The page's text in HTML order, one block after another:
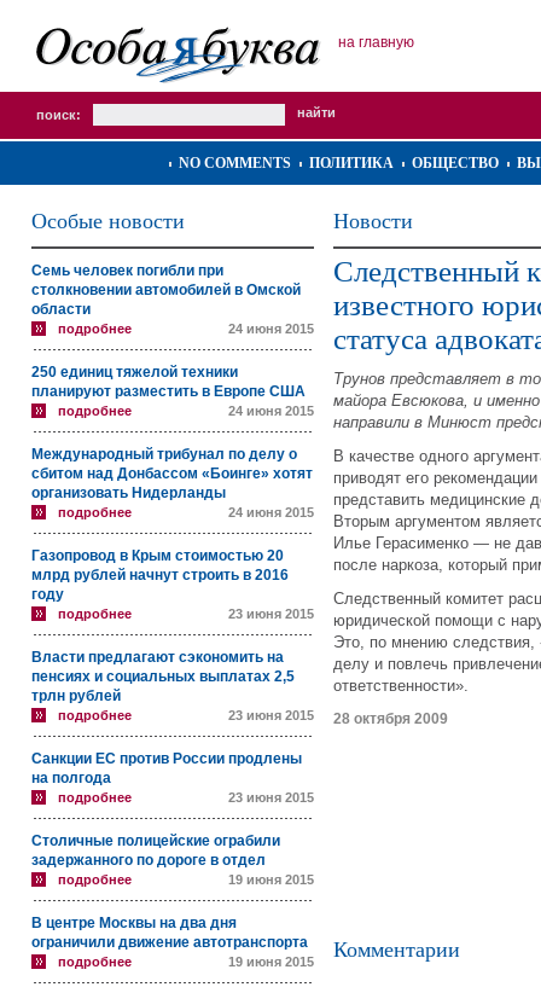
на главную
поиск:
NO COMMENTS ПОЛИТИКА ОБЩЕСТВО
Особые новости
Семь человек погибли при
столкновении автомобилей в Омской
области
подробнее 24 июня 2015
250 единиц тяжелой техники
планируют разместить в Европе США
подробнее 24 июня 2015
Международный трибунал по делу о
сбитом над Донбассом «Боинге» хотят
организовать Нидерланды
подробнее 24 июня 2015
Газопровод в Крым стоимостью 20
млрд рублей начнут строить в 2016
году
подробнее 23 июня 2015
Власти предлагают сэкономить на
пенсиях и социальных выплатах 2,5
трлн рублей
подробнее 23 июня 2015
Санкции ЕС против России продлены
на полгода
подробнее 23 июня 2015
Столичные полицейские ограбили
задержанного по дороге в отдел
подробнее 19 июня 2015
В центре Москвы на два дня
ограничили движение автотранспорта
подробнее 19 июня 2015
Новости
Следственный
известного
статуса
Трунов представляет в
майора Евсюкова, и
направили в Минюст
В качестве одного
приводят его
представить медицинские
Вторым аргументом
Илье Герасименко — не
после наркоза, который
Следственный комитет
юридической помощи с
Это, по мнению
делу и повлечь
ответственности».
28 октября 2009
Комментарии